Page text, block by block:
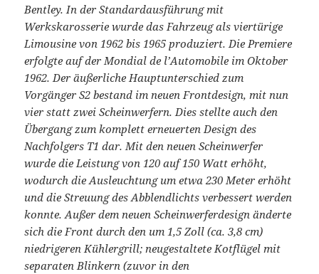
Bentley. In der Standardausführung mit
Werkskarosserie wurde das Fahrzeug als viertürige
Limousine von 1962 bis 1965 produziert. Die Premiere
erfolgte auf der Mondial de l’Automobile im Oktober
1962. Der äußerliche Hauptunterschied zum
Vorgänger S2 bestand im neuen Frontdesign, mit nun
vier statt zwei Scheinwerfern. Dies stellte auch den
Übergang zum komplett erneuerten Design des
Nachfolgers T1 dar. Mit den neuen Scheinwerfer
wurde die Leistung von 120 auf 150 Watt erhöht,
wodurch die Ausleuchtung um etwa 230 Meter erhöht
und die Streuung des Abblendlichts verbessert werden
konnte. Außer dem neuen Scheinwerferdesign änderte
sich die Front durch den um 1,5 Zoll (ca. 3,8 cm)
niedrigeren Kühlergrill; neugestaltete Kotflügel mit
separaten Blinkern (zuvor in den